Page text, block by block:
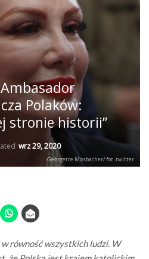
Ambasador
Polaków:
stronie historii”
wrz 29, 2020
Georgette Mosbacher/ fot. twitter
równość wszystkich ludzi. W